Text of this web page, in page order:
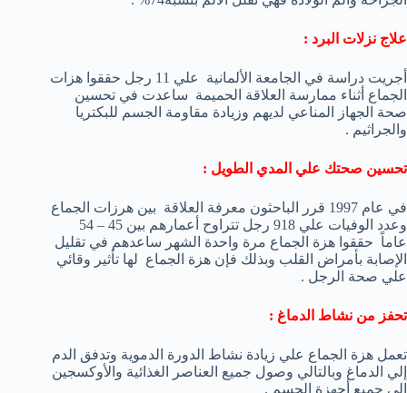
علاج نزلات البرد :
أجريت دراسة في الجامعة الألمانية علي 11 رجل حققوا هزات
الجماع أثناء ممارسة العلاقة الحميمة ساعدت في تحسين
صحة الجهاز المناعي لديهم وزيادة مقاومة الجسم للبكتريا
والجراثيم .
تحسين صحتك علي المدي الطويل :
في عام 1997 قرر الباحثون معرفة العلاقة بين هرزات الجماع
وعدد الوفيات علي 918 رجل تتراوح أعمارهم بين 45 – 54
عاماً حققوا هزة الجماع مرة واحدة الشهر ساعدهم في تقليل
الإصابة بأمراض القلب وبذلك فإن هزة الجماع لها تأثير وقائي
علي صحة الرجل .
تحفز من نشاط الدماغ :
تعمل هزة الجماع علي زيادة نشاط الدورة الدموية وتدفق الدم
إلي الدماغ وبالتالي وصول جميع العناصر الغذائية والأوكسجين
إلي جميع أجهزة الجسم .